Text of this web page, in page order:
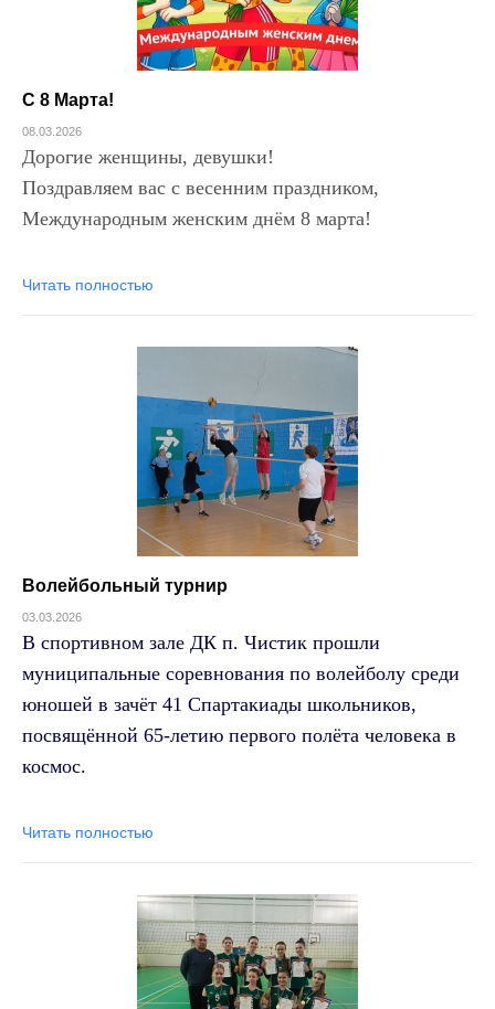
С 8 Марта!
08.03.2026
Дорогие женщины, девушки!
Поздравляем вас с весенним праздником,
Международным женским днём 8 марта!
Читать полностью
Волейбольный турнир
03.03.2026
В спортивном зале ДК п. Чистик прошли
муниципальные соревнования по волейболу среди
юношей в зачёт 41 Спартакиады школьников,
посвящённой 65-летию первого полёта человека в
космос.
Читать полностью